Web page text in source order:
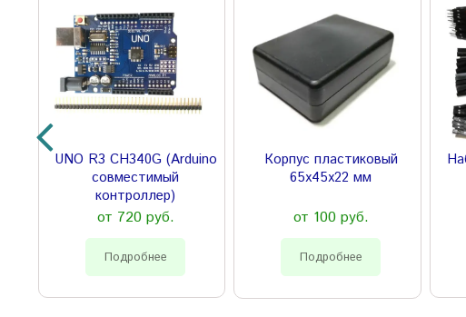
UNO R3 CH340G (Arduino
совместимый
контроллер)
от 720 руб.
Подробнее
Корпус пластиковый
65х45х22 мм
от 100 руб.
Подробнее